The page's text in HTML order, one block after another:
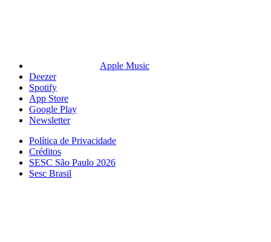
Apple Music
Deezer
Spotify
App Store
Google Play
Newsletter
Política de Privacidade
Créditos
SESC São Paulo 2026
Sesc Brasil